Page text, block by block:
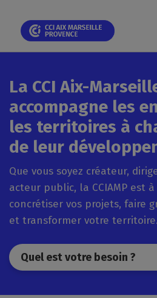
La CCI Aix-
accompagne les
les territoires à
de leur
Que vous soyez créateur,
acteur public, la CCIAMP est
concrétiser vos projets, faire
et transformer votre territoire.